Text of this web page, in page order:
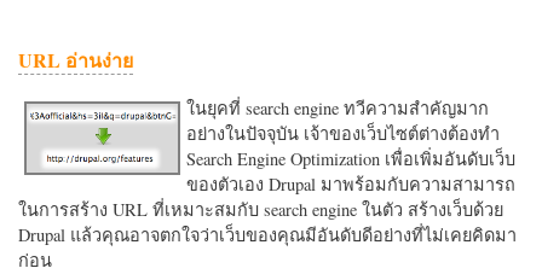
URL อ่านง่าย
ในยุคที่ search engine ทวีความสำคัญมาก
อย่างในปัจจุบัน เจ้าของเว็บไซต์ต่างต้องทำ
Search Engine Optimization เพื่อเพิ่มอันดับเว็บ
ของตัวเอง Drupal มาพร้อมกับความสามารถ
ในการสร้าง URL ที่เหมาะสมกับ search engine ในตัว สร้างเว็บด้วย
Drupal แล้วคุณอาจตกใจว่าเว็บของคุณมีอันดับดีอย่างที่ไม่เคยคิดมา
ก่อน